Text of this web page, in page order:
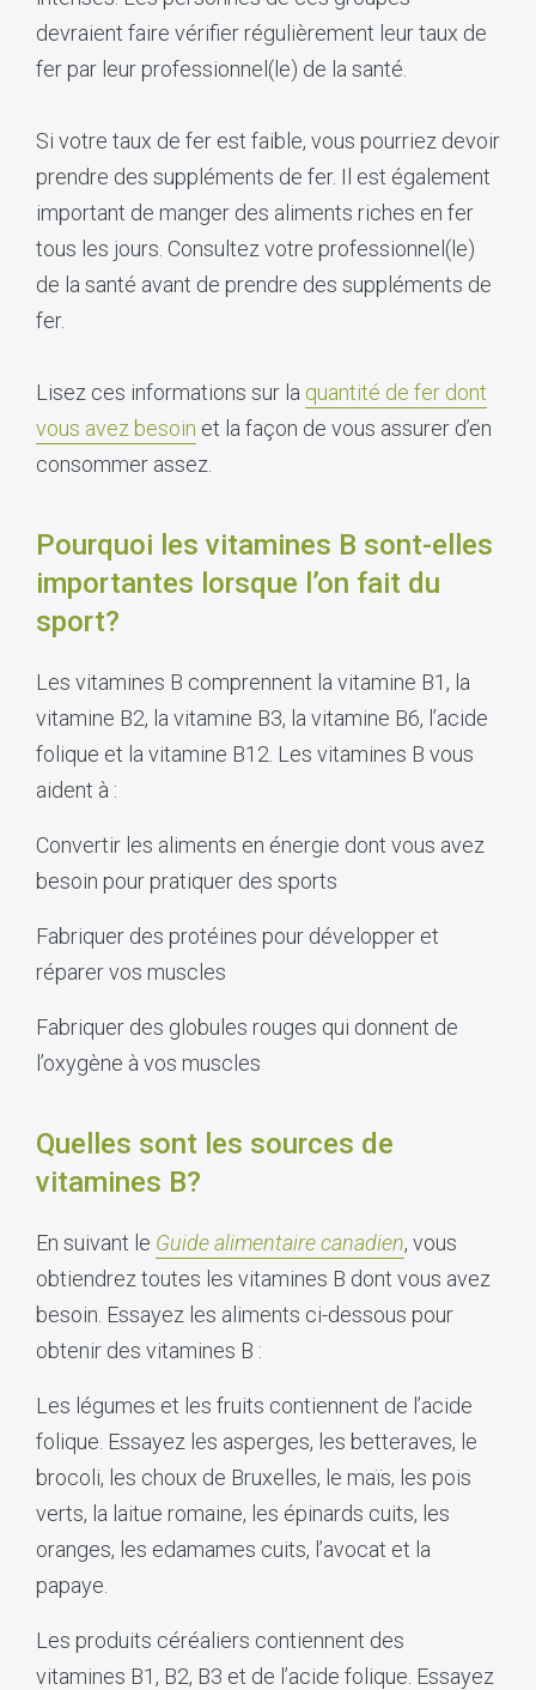
devraient faire vérifier régulièrement leur taux de
fer par leur professionnel(le) de la santé.
Si votre taux de fer est faible, vous pourriez devoir
prendre des suppléments de fer. Il est également
important de manger des aliments riches en fer
tous les jours. Consultez votre professionnel(le)
de la santé avant de prendre des suppléments de
fer.
Lisez ces informations sur la quantité de fer dont
vous avez besoin et la façon de vous assurer d’en
consommer assez.
Pourquoi les vitamines B sont-elles
importantes lorsque l’on fait du
sport?
Les vitamines B comprennent la vitamine B1, la
vitamine B2, la vitamine B3, la vitamine B6, l’acide
folique et la vitamine B12. Les vitamines B vous
aident à :
Convertir les aliments en énergie dont vous avez
besoin pour pratiquer des sports
Fabriquer des protéines pour développer et
réparer vos muscles
Fabriquer des globules rouges qui donnent de
l’oxygène à vos muscles
Quelles sont les sources de
vitamines B?
En suivant le Guide alimentaire canadien, vous
obtiendrez toutes les vitamines B dont vous avez
besoin. Essayez les aliments ci-dessous pour
obtenir des vitamines B :
Les légumes et les fruits contiennent de l’acide
folique. Essayez les asperges, les betteraves, le
brocoli, les choux de Bruxelles, le maïs, les pois
verts, la laitue romaine, les épinards cuits, les
oranges, les edamames cuits, l’avocat et la
papaye.
Les produits céréaliers contiennent des
vitamines B1, B2, B3 et de l’acide folique. Essayez